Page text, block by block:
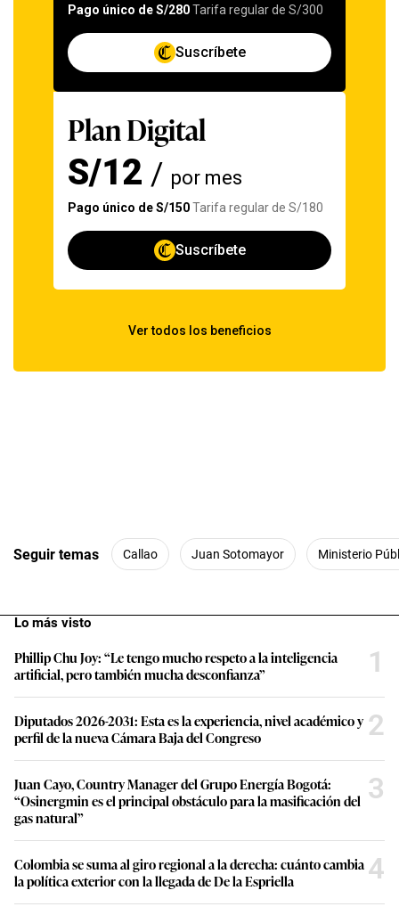
Seguir temas Callao Juan Sotomayor Ministerio
Lo más visto
Phillip Chu Joy: “Le tengo mucho respeto a la inteligencia
artificial, pero también mucha desconfianza”
1
Diputados 2026-2031: Esta es la experiencia, nivel académico y
perfil de la nueva Cámara Baja del Congreso
2
Juan Cayo, Country Manager del Grupo Energía Bogotá:
“Osinergmin es el principal obstáculo para la masificación del
gas natural”
3
Colombia se suma al giro regional a la derecha: cuánto cambia
la política exterior con la llegada de De la Espriella
4